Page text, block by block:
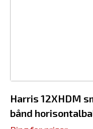
Harris 12XHDM
bånd